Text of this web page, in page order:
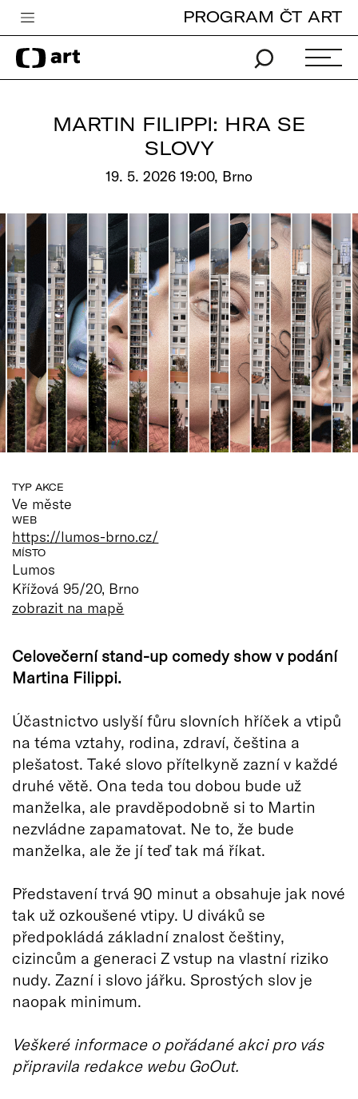
Česká televize
Zpravodajství
Vše o ČT
PROGRAM ČT ART
MARTIN FILIPPI: HRA SE
SLOVY
19. 5. 2026 19:00, Brno
TYP AKCE
Ve měste
WEB
https://lumos-brno.cz/
MÍSTO
Lumos
Křížová 95/20, Brno
zobrazit na mapě
Celovečerní stand-up comedy show v podání
Martina Filippi.
Účastnictvo uslyší fůru slovních hříček a vtipů
na téma vztahy, rodina, zdraví, čeština a
plešatost. Také slovo přítelkyně zazní v každé
druhé větě. Ona teda tou dobou bude už
manželka, ale pravděpodobně si to Martin
nezvládne zapamatovat. Ne to, že bude
manželka, ale že jí teď tak má říkat.
Představení trvá 90 minut a obsahuje jak nové
tak už ozkoušené vtipy. U diváků se
předpokládá základní znalost češtiny,
cizincům a generaci Z vstup na vlastní riziko
nudy. Zazní i slovo jářku. Sprostých slov je
naopak minimum.
Veškeré informace o pořádané akci pro vás
připravila redakce webu GoOut.